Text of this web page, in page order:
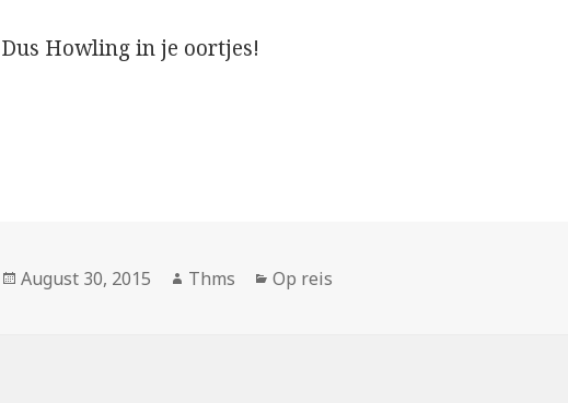
Dus Howling in je oortjes!
Posted
August 30, 2015 Author
Thms Categories
Op reis